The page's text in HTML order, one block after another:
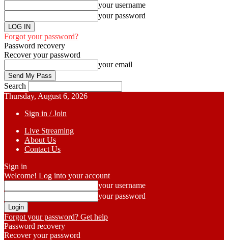
your username
your password
Forgot your password?
Password recovery
Recover your password
your email
Search
Thursday, August 6, 2026
Sign in / Join
Live Streaming
About Us
Contact Us
Sign in
Welcome! Log into your account
your username
your password
Forgot your password? Get help
Password recovery
Recover your password